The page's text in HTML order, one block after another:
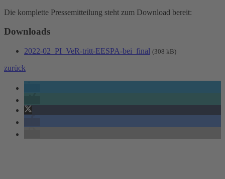
Die komplette Pressemitteilung steht zum Download bereit:
Downloads
2022-02_PI_VeR-tritt-EESPA-bei_final (308 kB)
zurück